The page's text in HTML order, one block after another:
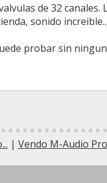
de 32
sonido
probar sin
| Vendo M-Audio